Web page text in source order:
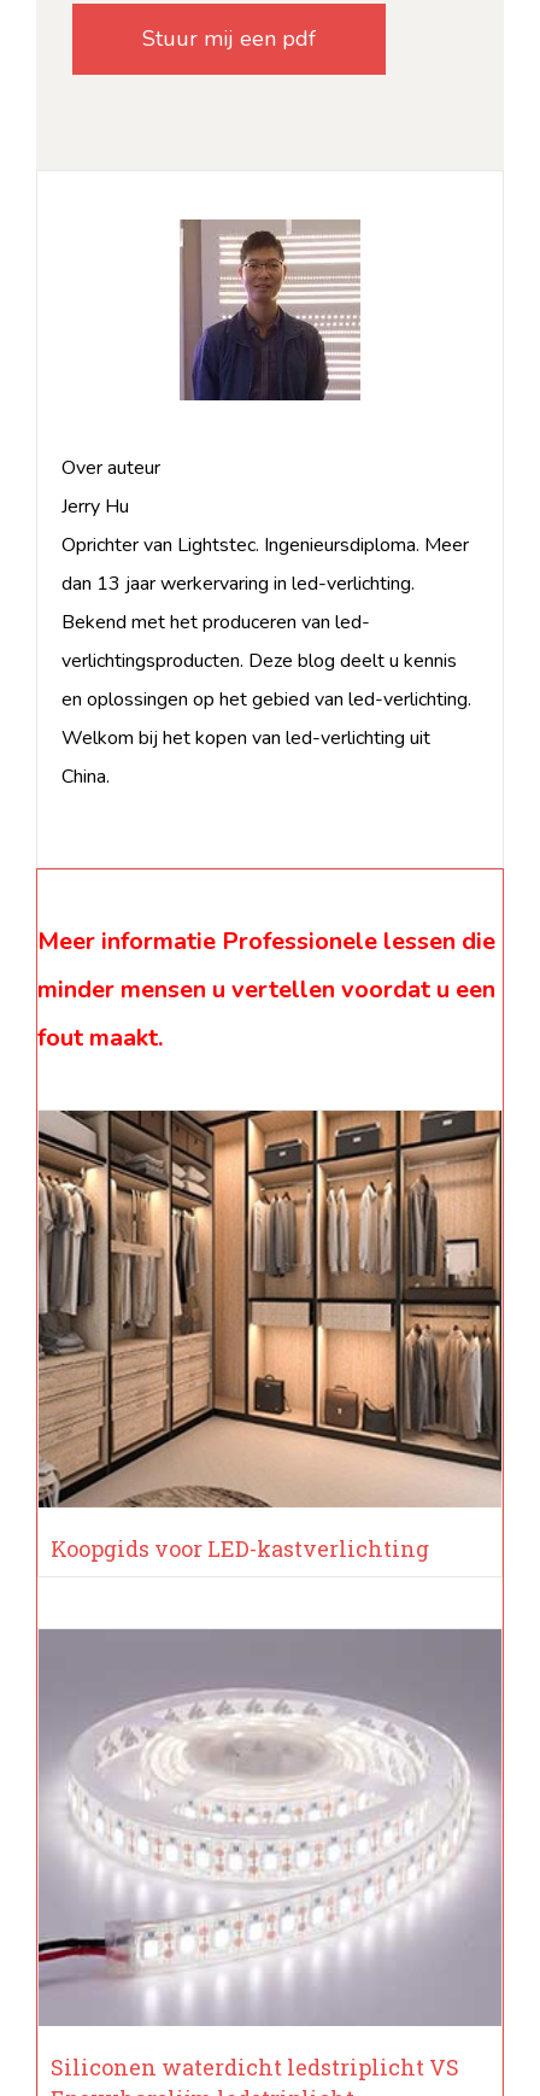
Over auteur
Jerry Hu
Oprichter van Lightstec. Ingenieursdiploma. Meer
dan 13 jaar werkervaring in led-verlichting.
Bekend met het produceren van led-
verlichtingsproducten. Deze blog deelt u kennis
en oplossingen op het gebied van led-verlichting.
Welkom bij het kopen van led-verlichting uit
China.
Meer informatie Professionele lessen die
minder mensen u vertellen voordat u een
fout maakt.
Koopgids voor LED-kastverlichting
Siliconen waterdicht ledstriplicht VS